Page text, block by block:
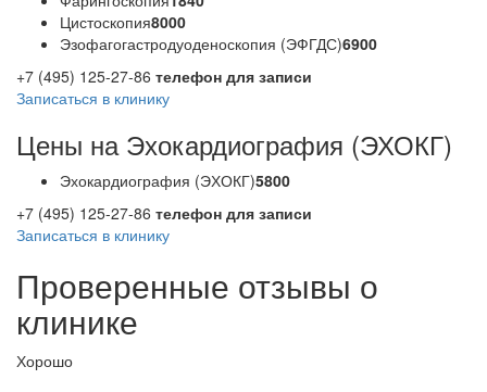
Цистоскопия8000
Эзофагогастродуоденоскопия (ЭФГДС)6900
+7 (495) 125-27-86 телефон для записи
Записаться в клинику
Цены на Эхокардиография (ЭХОКГ)
Эхокардиография (ЭХОКГ)5800
+7 (495) 125-27-86 телефон для записи
Записаться в клинику
Проверенные отзывы о
клинике
Хорошо